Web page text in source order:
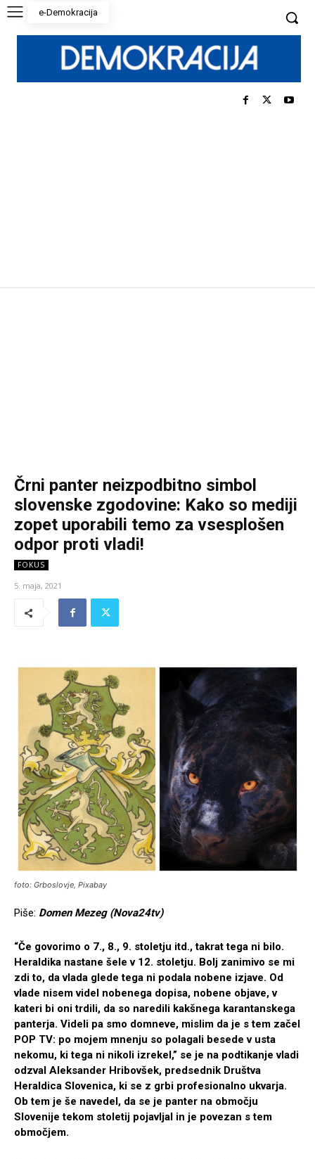
e-Demokracija
Črni panter neizpodbitno simbol
slovenske zgodovine: Kako so mediji
zopet uporabili temo za vsesplošen
odpor proti vladi!
FOKUS
5. maja, 2021
foto: Grboslovje, Pixabay
Piše: Domen Mezeg (Nova24tv)
“Če govorimo o 7., 8., 9. stoletju itd., takrat tega ni bilo.
Heraldika nastane šele v 12. stoletju. Bolj zanimivo se mi
zdi to, da vlada glede tega ni podala nobene izjave. Od
vlade nisem videl nobenega dopisa, nobene objave, v
kateri bi oni trdili, da so naredili kakšnega karantanskega
panterja. Videli pa smo domneve, mislim da je s tem začel
POP TV: po mojem mnenju so polagali besede v usta
nekomu, ki tega ni nikoli izrekel,” se je na podtikanje vladi
odzval Aleksander Hribovšek, predsednik Društva
Heraldica Slovenica, ki se z grbi profesionalno ukvarja.
Ob tem je še navedel, da se je panter na območju
Slovenije tekom stoletij pojavljal in je povezan s tem
območjem.